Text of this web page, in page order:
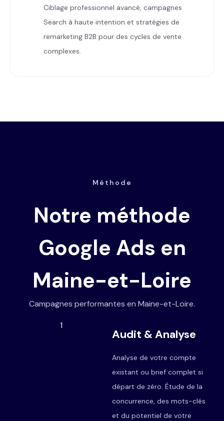
Ciblage professionnel avancé, campagnes
Search à haute intention et stratégies de
remarketing B2B pour des cycles de vente
complexes.
Méthode
Notre méthode
Google Ads en
Maine-et-Loire
Campagnes performantes en Maine-et-Loire.
1
Audit & Analyse
Analyse de votre compte
existant ou brief complet si
départ de zéro. Étude de la
concurrence, des mots-clés
et du potentiel de votre